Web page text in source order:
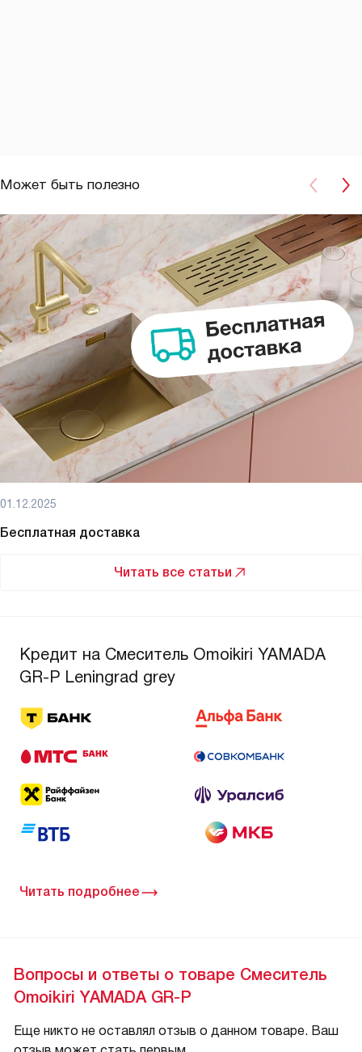
Может быть полезно
01.12.2025
Бесплатная доставка
Читать все статьи
Кредит на Смеситель Omoikiri YAMADA
GR-P Leningrad grey
Читать подробнее
Вопросы и ответы о товаре Смеситель
Omoikiri YAMADA GR-P
Еще никто не оставлял отзыв о данном товаре. Ваш